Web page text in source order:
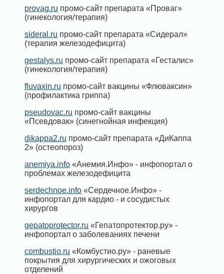
provag.ru промо-сайт препарата «Проваг»
(гинекология/терапия)
sideral.ru промо-сайт препарата «Сидерал»
(терапия железодефицита)
gestalys.ru промо-сайт препарата «Гесталис»
(гинекология/терапия)
fluvaxin.ru промо-сайт вакцины «Флюваксин»
(профилактика гриппа)
pseudovac.ru промо-сайт вакцины
«Псевдовак» (синегнойная инфекция)
dikappa2.ru промо-сайт препарата «ДиКаппа
2» (остеопороз)
anemiya.info «Анемия.Инфо» - инфопортал о
проблемах железодефицита
serdechnoe.info «Сердечное.Инфо» -
инфопортал для кардио - и сосудистых
хирургов
gepatoprotector.ru «Гепатопротектор.ру» -
инфопортал о заболеваниях печени
combustio.ru «Комбустио.ру» - раневые
покрытия для хирургических и ожоговых
отделений